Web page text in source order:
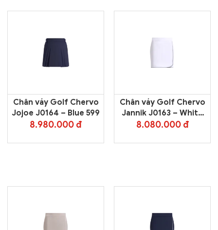
Chân váy Golf Chervo
Jojoe J0164 – Blue 599
8.980.000 đ
Chân váy Golf Chervo
Jannik J0163 – White
100
8.080.000 đ